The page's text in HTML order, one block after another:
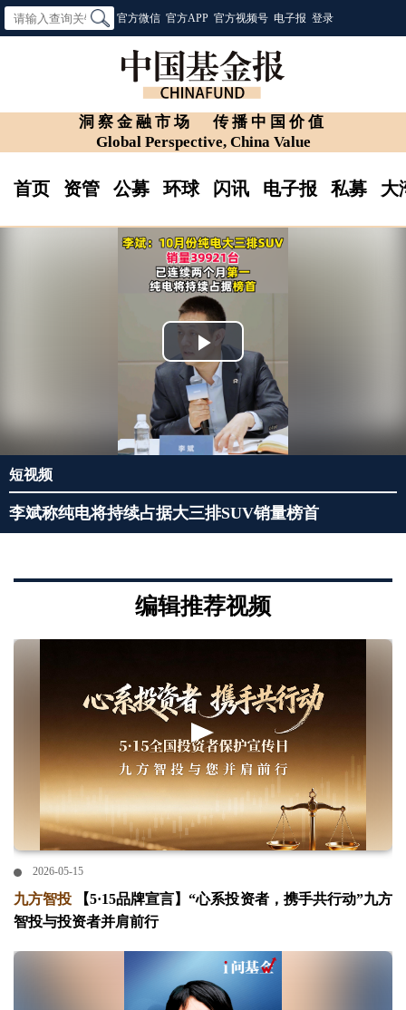
官方微信 官方APP 官方视频号 电子报 登录
洞察金融市场
传播中国价值
Global Perspective, China Value
首页 资管 公募 环球 闪讯 电子报 私募 大
Play
Video
短视频
李斌称纯电将持续占据大三排SUV销量榜首
编辑推荐视频
2026-05-15
九方智投
【5·15品牌宣言】“心系投资者，携手共行动”九方
智投与投资者并肩前行